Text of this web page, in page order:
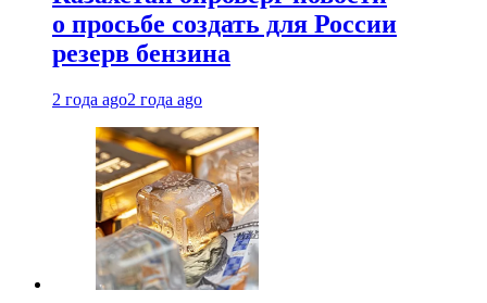
о просьбе создать для России
резерв бензина
2 года ago2 года ago